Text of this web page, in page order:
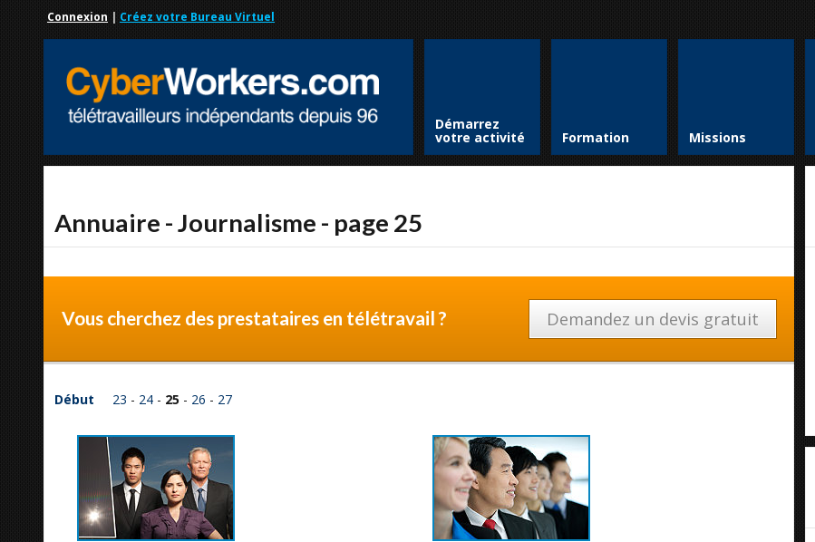
Connexion | Créez votre Bureau Virtuel
Démarrez
votre activité Formation Missions
Annuaire - Journalisme - page 25
Vous cherchez des prestataires en télétravail ? Demandez un devis gratuit
Début 23 - 24 - 25 - 26 - 27